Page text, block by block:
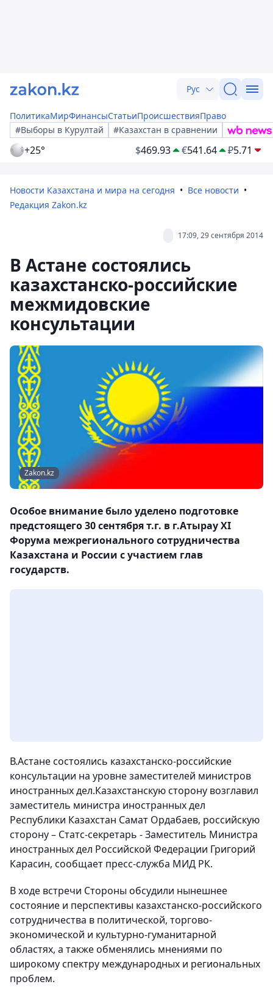
Рус
ПолитикаМирФинансыСтатьиПроисшествияПраво
#Выборы в Курултай
#Казахстан в сравнении
+25° $469.93 €541.64 ₽5.71
Новости Казахстана и мира на сегодня
Все новости
Редакция Zakon.kz
17:09, 29 сентября 2014
В Астане состоялись
казахстанско-российские
межмидовские
консультации
Zakon.kz
Особое внимание было уделено подготовке
предстоящего 30 сентября т.г. в г.Атырау XI
Форума межрегионального сотрудничества
Казахстана и России с участием глав
государств.
В.Астане состоялись казахстанско-российские
консультации на уровне заместителей министров
иностранных дел.Казахстанскую сторону возглавил
заместитель министра иностранных дел
Республики Казахстан Самат Ордабаев, российскую
сторону – Статс-секретарь - Заместитель Министра
иностранных дел Российской Федерации Григорий
Карасин, сообщает пресс-служба МИД РК.
В ходе встречи Стороны обсудили нынешнее
состояние и перспективы казахстанско-российского
сотрудничества в политической, торгово-
экономической и культурно-гуманитарной
областях, а также обменялись мнениями по
широкому спектру международных и региональных
проблем.